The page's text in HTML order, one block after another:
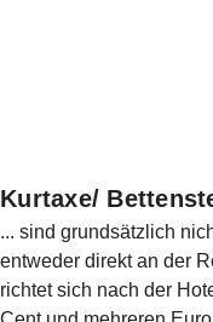
Kurtaxe/
... sind grundsätzlich
entweder direkt an der
richtet sich nach der